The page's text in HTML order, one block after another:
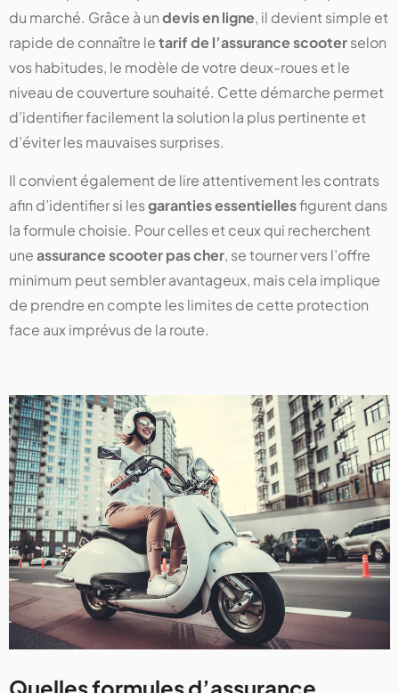
du marché. Grâce à undevis en ligne, il devient simple et
rapide de connaître letarif de l’assurance scooterselon
vos habitudes, le modèle de votre deux-roues et le
niveau de couverture souhaité. Cette démarche permet
d’identifier facilement la solution la plus pertinente et
d’éviter les mauvaises surprises.
Il convient également de lire attentivement les contrats
afin d’identifier si lesgaranties essentiellesfigurent dans
la formule choisie. Pour celles et ceux qui recherchent
uneassurance scooter pas cher, se tourner vers l’offre
minimum peut sembler avantageux, mais cela implique
de prendre en compte les limites de cette protection
face aux imprévus de la route.
Quelles formules d’assurance